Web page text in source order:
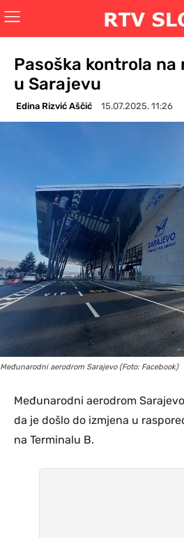
Pasoška kontrola na
u Sarajevu
Edina Rizvić Aščić 15.07.2025. 11:26
Međunarodni aerodrom Sarajevo (Foto: Facebook)
Međunarodni aerodrom
da je došlo do izmjena u
na Terminalu B.